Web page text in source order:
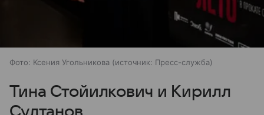
Фото: Ксения Угольникова источник: Пресс-служба
Тина Стойилкович и Кирилл
Султанов